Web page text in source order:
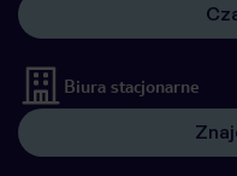
Biura stacjonarne